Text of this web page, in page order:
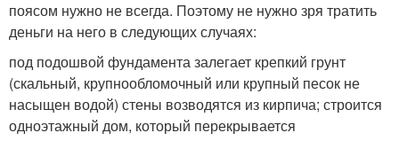
поясом нужно не всегда. Поэтому не нужно зря тратить
деньги на него в следующих случаях:
под подошвой фундамента залегает крепкий грунт
(скальный, крупнообломочный или крупный песок не
насыщен водой) стены возводятся из кирпича; строится
одноэтажный дом, который перекрывается